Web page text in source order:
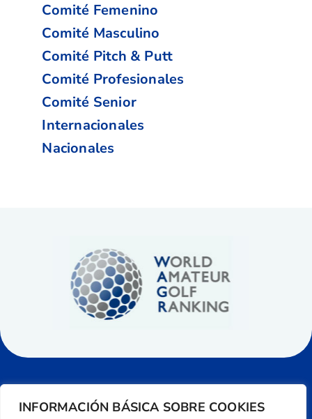
INFORMACIÓN BÁSICA SOBRE COOKIES
Comité Femenino
Comité Masculino
Comité Pitch & Putt
Comité Profesionales
Comité Senior
Internacionales
Nacionales